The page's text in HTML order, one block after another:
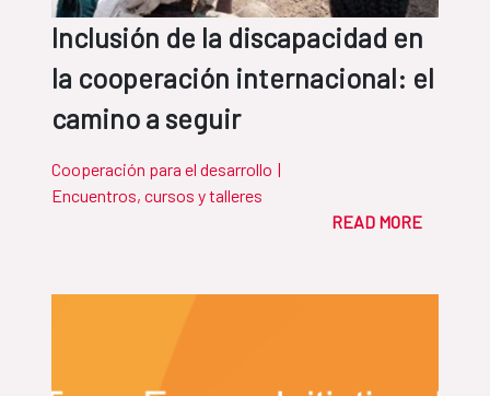
Inclusión de la discapacidad en
la cooperación internacional: el
camino a seguir
Cooperación para el desarrollo |
Encuentros, cursos y talleres
READ MORE